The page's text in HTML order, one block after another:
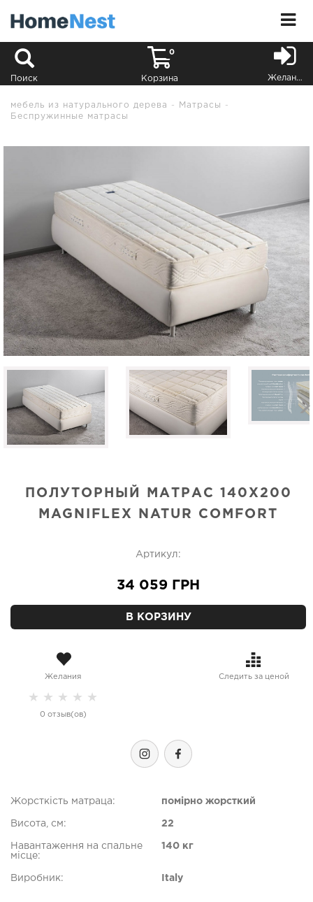
Поиск
0
Корзина Желания
мебель из натурального дерева
Матрасы
Беспружинные матрасы
ПОЛУТОРНЫЙ МАТРАС 140Х200
MAGNIFLEX NATUR COMFORT
Артикул:
34 059 ГРН
В КОРЗИНУ
Желания Следить за ценой
★ ★ ★ ★ ★
0 отзыв(ов)
Жорсткість матраца: помірно жорсткий
Висота, см: 22
Навантаження на спальне
місце:
140 кг
Виробник: Italy